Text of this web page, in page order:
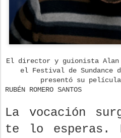
El director y guionista Alan
el Festival de Sundance
presentó su
RUBÉN ROMERO SANTOS
La vocación
te lo esperas.